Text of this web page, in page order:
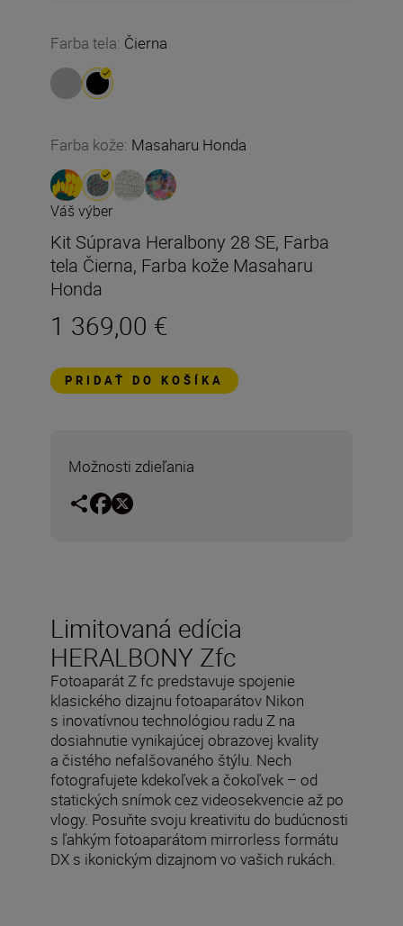
Farba tela: Čierna
Farba kože: Masaharu Honda
Váš výber
Kit Súprava Heralbony 28 SE, Farba
tela Čierna, Farba kože Masaharu
Honda
1 369,00 €
PRIDAŤ DO KOŠÍKA
Možnosti zdieľania
Limitovaná edícia
HERALBONY Zfc
Fotoaparát Z fc predstavuje spojenie
klasického dizajnu fotoaparátov Nikon
s inovatívnou technológiou radu Z na
dosiahnutie vynikajúcej obrazovej kvality
a čistého nefalšovaného štýlu. Nech
fotografujete kdekoľvek a čokoľvek – od
statických snímok cez videosekvencie až po
vlogy. Posuňte svoju kreativitu do budúcnosti
s ľahkým fotoaparátom mirrorless formátu
DX s ikonickým dizajnom vo vašich rukách.